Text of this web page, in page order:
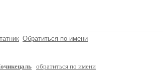
Обратиться по имени
обратиться по имени